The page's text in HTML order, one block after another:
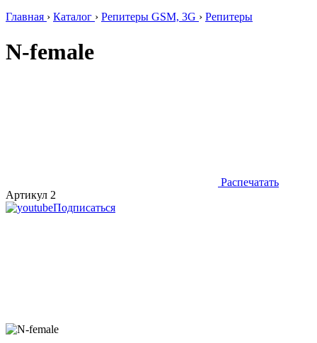
Главная › Каталог › Репитеры GSM, 3G › Репитеры
N-female
Распечатать
Артикул 2
Подписаться